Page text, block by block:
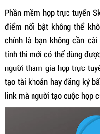
Phần mềm họp trực tuyến
điểm nổi bật không thể
chính là bạn không cần
tính thì mới có thể dùng
người tham gia họp trực
tạo tài khoản hay đăng ký
link mà người tạo cuộc họp